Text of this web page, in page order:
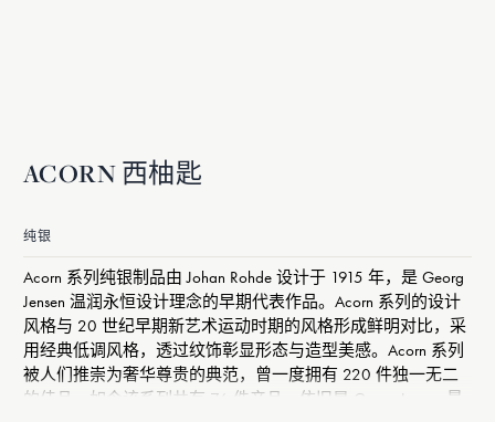
ACORN 西柚匙
纯银
Acorn 系列纯银制品由 Johan Rohde 设计于 1915 年，是 Georg
Jensen 温润永恒设计理念的早期代表作品。Acorn 系列的设计
风格与 20 世纪早期新艺术运动时期的风格形成鲜明对比，采
用经典低调风格，透过纹饰彰显形态与造型美感。Acorn 系列
被人们推崇为奢华尊贵的典范，曾一度拥有 220 件独一无二
的佳品。如今该系列共有 76 件产品，依旧是 Georg Jensen 最